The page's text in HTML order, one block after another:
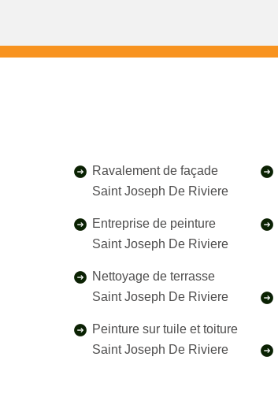
Ravalement de façade
Saint Joseph De Riviere
Entreprise de peinture
Saint Joseph De Riviere
Nettoyage de terrasse
Saint Joseph De Riviere
Peinture sur tuile et toiture
Saint Joseph De Riviere